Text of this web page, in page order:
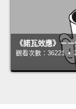
《諾瓦效應》－
觀看次數：36221 •